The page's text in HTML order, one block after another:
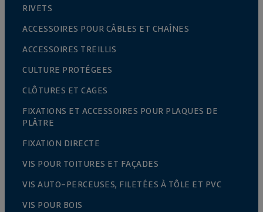
RIVETS
ACCESSOIRES POUR CÂBLES ET CHAÎNES
ACCESSOIRES TREILLIS
CULTURE PROTÉGEES
CLÔTURES ET CAGES
FIXATIONS ET ACCESSOIRES POUR PLAQUES DE
PLÂTRE
FIXATION DIRECTE
VIS POUR TOITURES ET FAÇADES
VIS AUTO-PERCEUSES, FILETÉES À TÔLE ET PVC
VIS POUR BOIS